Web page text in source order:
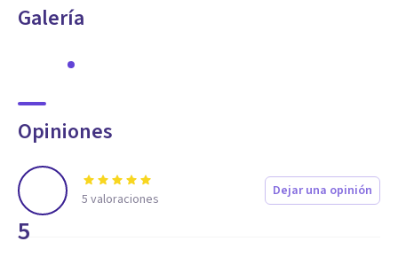
Galería
Opiniones
5
5 valoraciones Dejar una opinión